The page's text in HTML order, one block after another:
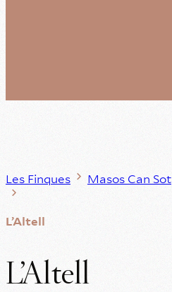
Les Finques Masos Can Sot
L’Altell
L’Altell